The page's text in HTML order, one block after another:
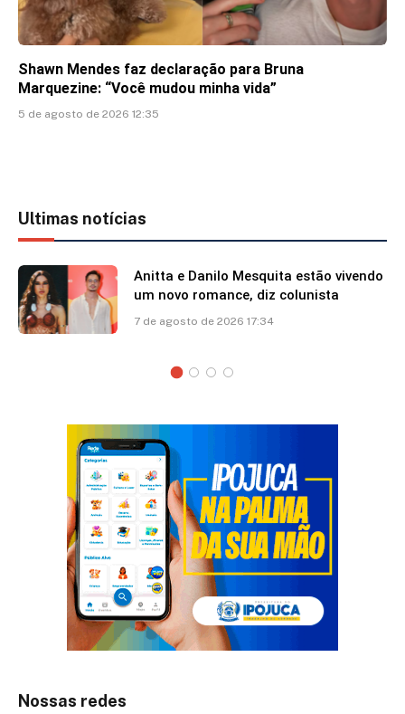
Shawn Mendes faz declaração para Bruna
Marquezine: “Você mudou minha vida”
5 de agosto de 2026 12:35
Ultimas notícias
Anitta e Danilo Mesquita estão vivendo
um novo romance, diz colunista
7 de agosto de 2026 17:34
Nossas redes